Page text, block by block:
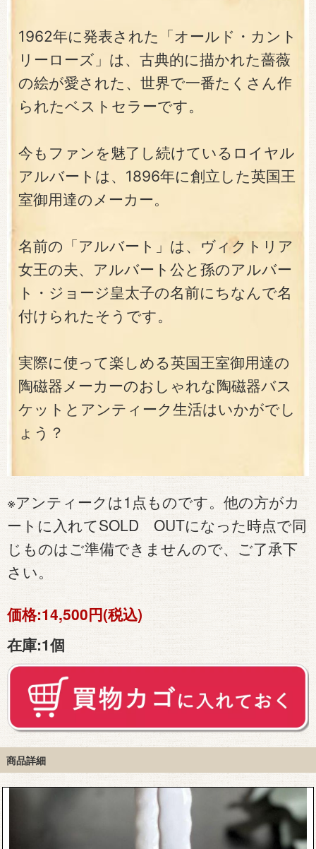
1962年に発表された「オールド・カント
リーローズ」は、古典的に描かれた薔薇
の絵が愛された、世界で一番たくさん作
られたベストセラーです。
今もファンを魅了し続けているロイヤル
アルバートは、1896年に創立した英国王
室御用達のメーカー。
名前の「アルバート」は、ヴィクトリア
女王の夫、アルバート公と孫のアルバー
ト・ジョージ皇太子の名前にちなんで名
付けられたそうです。
実際に使って楽しめる英国王室御用達の
陶磁器メーカーのおしゃれな陶磁器バス
ケットとアンティーク生活はいかがでし
ょう？
※アンティークは1点ものです。他の方がカ
ートに入れてSOLD OUTになった時点で同
じものはご準備できませんので、ご了承下
さい。
価格:14,500円(税込)
在庫:1個
商品詳細